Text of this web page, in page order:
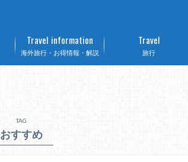
海外旅行・お得情報・解説
Travel information
旅行
Travel
TAG
おすすめ